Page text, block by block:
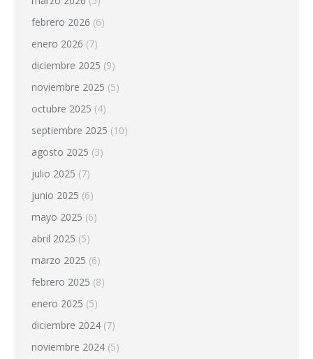
febrero 2026 (6)
enero 2026 (7)
diciembre 2025 (9)
noviembre 2025 (5)
octubre 2025 (4)
septiembre 2025 (10)
agosto 2025 (3)
julio 2025 (7)
junio 2025 (6)
mayo 2025 (6)
abril 2025 (5)
marzo 2025 (6)
febrero 2025 (8)
enero 2025 (5)
diciembre 2024 (7)
noviembre 2024 (5)